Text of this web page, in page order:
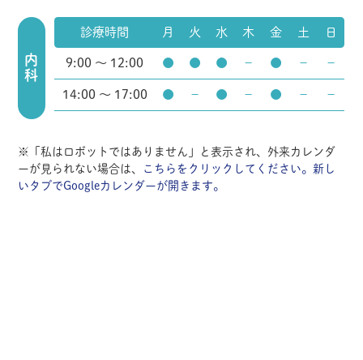
内科
診療時間 月 火 水 木 金 土 日
9:00 ～ 12:00 ● ● ● － ● － －
14:00 ～ 17:00 ● － ● － ● － －
※「私はロボットではありません」と表示され、外来カレンダ
ーが見られない場合は、
こちらをクリックしてください。新し
いタブでGoogleカレンダーが開きます。